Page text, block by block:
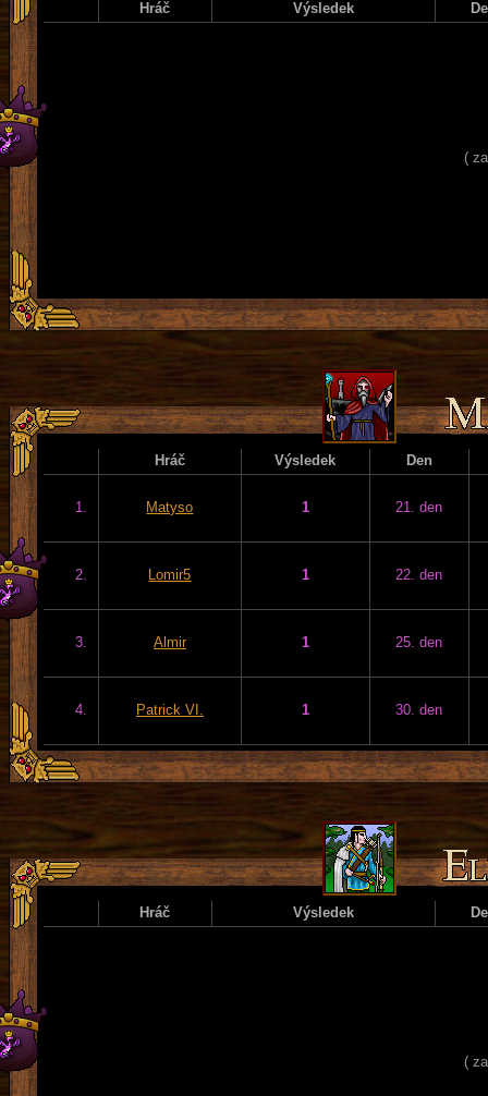
Hráč Výsledek
(
Hráč Výsledek Den
1. Matyso 1 21. den
2. Lomir5 1 22. den
3. Almir 1 25. den
4. Patrick VI. 1 30. den
Hráč Výsledek
(